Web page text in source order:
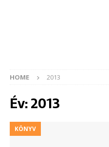
HOME 2013
Év:2013
KÖNYV